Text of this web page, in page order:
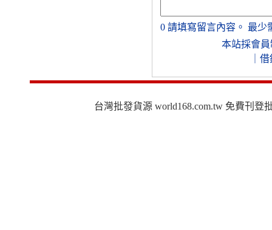
0 請填寫留言內容。 最少
本站採會員
借
台灣批發貨源 world168.com.tw 免費刊登